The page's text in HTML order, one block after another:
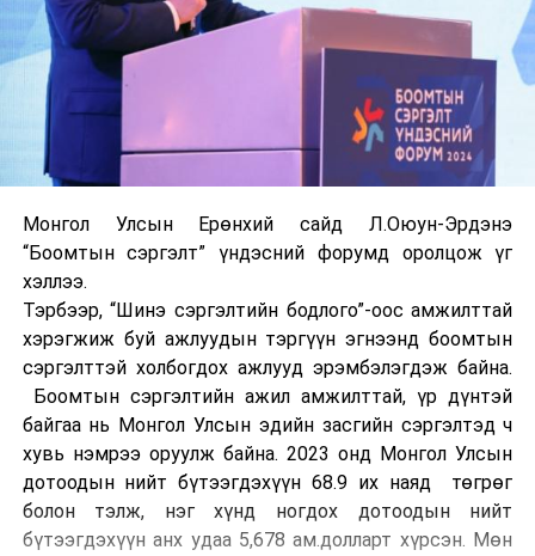
Монгол Улсын Ерөнхий сайд Л.Оюун-Эрдэнэ
“Боомтын сэргэлт” үндэсний форумд оролцож үг
хэллээ.
Тэрбээр, “Шинэ сэргэлтийн бодлого”-оос амжилттай
хэрэгжиж буй ажлуудын тэргүүн эгнээнд боомтын
сэргэлттэй холбогдох ажлууд эрэмбэлэгдэж байна.
Боомтын сэргэлтийн ажил амжилттай, үр дүнтэй
байгаа нь Монгол Улсын эдийн засгийн сэргэлтэд ч
хувь нэмрээ оруулж байна. 2023 онд Монгол Улсын
дотоодын нийт бүтээгдэхүүн 68.9 их наяд төгрөг
болон тэлж, нэг хүнд ногдох дотоодын нийт
бүтээгдэхүүн анх удаа 5,678 ам.долларт хүрсэн. Мөн